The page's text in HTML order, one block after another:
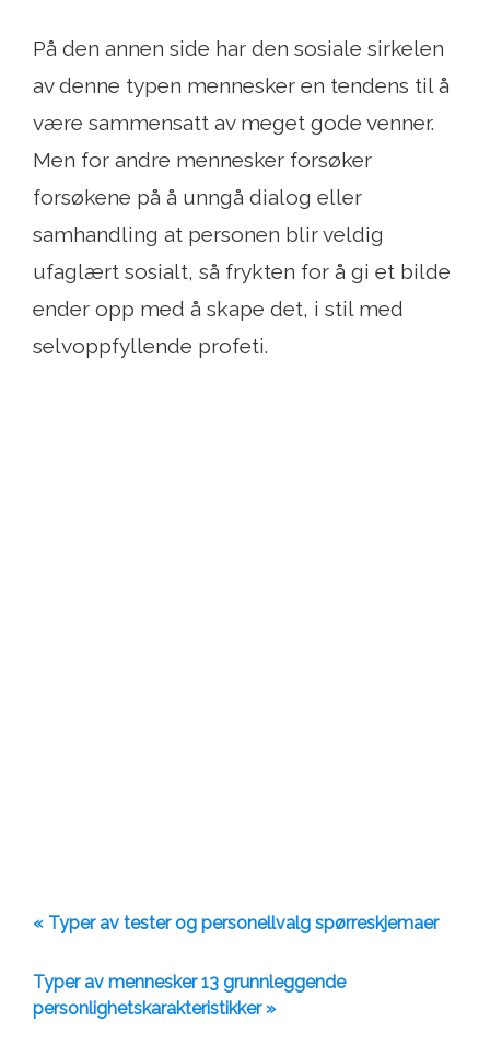
På den annen side har den sosiale sirkelen
av denne typen mennesker en tendens til å
være sammensatt av meget gode venner.
Men for andre mennesker forsøker
forsøkene på å unngå dialog eller
samhandling at personen blir veldig
ufaglært sosialt, så frykten for å gi et bilde
ender opp med å skape det, i stil med
selvoppfyllende profeti.
« Typer av tester og personellvalg spørreskjemaer
Typer av mennesker 13 grunnleggende
personlighetskarakteristikker »